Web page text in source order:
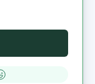
pro plan $5 per